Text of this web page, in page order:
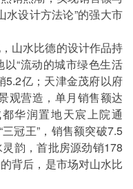
水设计方法论”的强大市
山水比德的设计作品持
“流动的城市绿色生活
5.2亿；天津金茂府以府
观营造，单月销售额达
华润置地天宸上院通
冠王”，销售额突破7.5
韵，首批房源劲销178
背后，是市场对山水比